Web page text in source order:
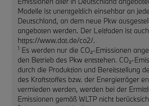
Modelle ist unentgeltlich einsehbar an
Deutschland, an dem neue Pkw
angeboten werden. Der Leitfaden ist
https://www.dat.de/co2/.
1 Es werden nur die CO₂-Emissionen
den Betrieb des Pkw entstehen. CO₂-
durch die Produktion und Bereitstellung
des Kraftstoffes bzw. der Energieträger
vermieden werden, werden bei der
Emissionen gemäß WLTP nicht